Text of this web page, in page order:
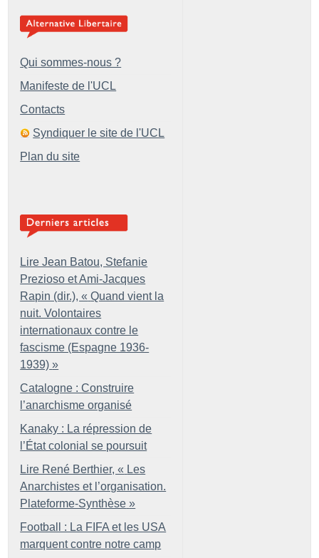
Qui sommes-nous ?
Manifeste de l'UCL
Contacts
Syndiquer le site de l'UCL
Plan du site
Lire Jean Batou, Stefanie
Prezioso et Ami-Jacques
Rapin (dir.), « Quand vient la
nuit. Volontaires
internationaux contre le
fascisme (Espagne 1936-
1939) »
Catalogne : Construire
l’anarchisme organisé
Kanaky : La répression de
l’État colonial se poursuit
Lire René Berthier, « Les
Anarchistes et l’organisation.
Plateforme-Synthèse »
Football : La FIFA et les USA
marquent contre notre camp